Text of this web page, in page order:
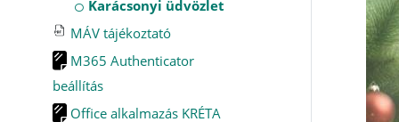
Karácsonyi üdvözlet
MÁV tájékoztató
M365 Authenticator
beállítás
Office alkalmazás KRÉTA